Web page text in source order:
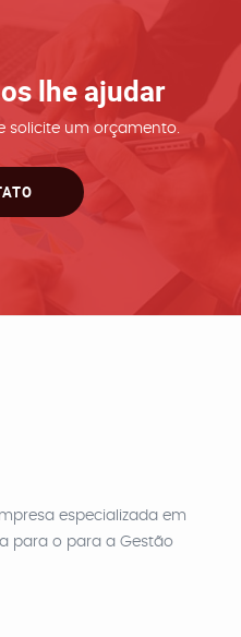
lhe ajudar
solicite um orçamento.
especializada em
para o para a Gestão